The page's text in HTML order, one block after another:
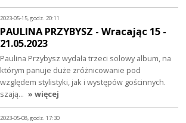
2023-05-15, godz. 20:11
PAULINA PRZYBYSZ - Wracając 15 -
21.05.2023
Paulina Przybysz wydała trzeci solowy album, na
którym panuje duże zróżnicowanie pod
względem stylistyki, jak i występów gościnnych.
» więcej
2023-05-08, godz. 17:30